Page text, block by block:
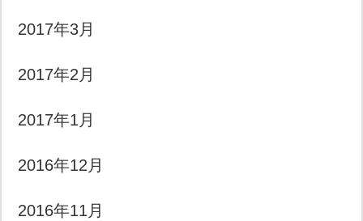
2017年3月
2017年2月
2017年1月
2016年12月
2016年11月